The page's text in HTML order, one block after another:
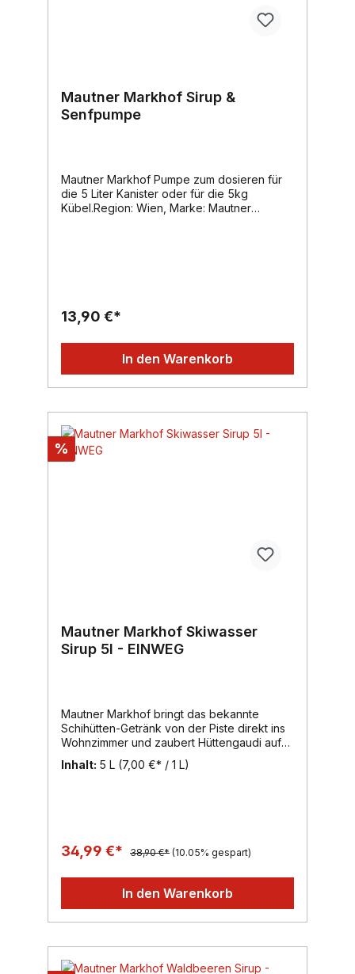
Mautner Markhof Sirup &
Senfpumpe
Mautner Markhof Pumpe zum dosieren für
die 5 Liter Kanister oder für die 5kg
Kübel.Region: Wien, Marke: Mautner
13,90 €*
In den Warenkorb
%
Mautner Markhof Skiwasser
Sirup 5l - EINWEG
Mautner Markhof bringt das bekannte
Schihütten-Getränk von der Piste direkt ins
Wohnzimmer und zaubert Hüttengaudi auf
den Tisch. Die Wintersorte aus süßen
Himbeeren, verfeinert mit Zitronen und
Inhalt: 5 L (7,00 €* / 1 L)
34,99 €* 38,90 €* (10.05% gespart)
In den Warenkorb